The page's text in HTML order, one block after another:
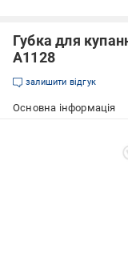
Губка для
A1128
залишити відгук
Основна інформація